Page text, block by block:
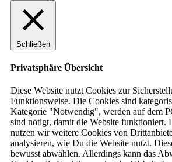
Schließen
Privatsphäre Übersicht
Diese Website nutzt Cookies zur
Funktionsweise. Die Cookies sind
Kategorie "Notwendig", werden auf dem
sind nötigt, damit die Website funktioniert.
nutzen wir weitere Cookies von
analysieren, wie Du die Website nutzt.
bewusst abwählen. Allerdings kann das